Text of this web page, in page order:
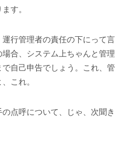
す。
行管理者の責任の下にって言
合、システム上ちゃんと管理
自己申告でしょう。これ、管
これ。
点呼について、じゃ、次聞き